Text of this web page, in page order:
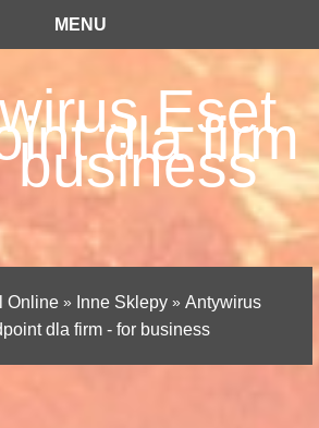
MENU
Eset
dla firm
business
Online » Inne Sklepy » Antywirus
dla firm - for business